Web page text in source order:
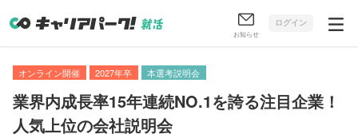
お知らせ
ログイン
オンライン開催 2027年卒 本選考説明会
業界内成長率15年連続NO.1を誇る注目企業！
人気上位の会社説明会